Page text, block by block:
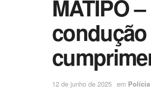
MATIPÓ
12 de junho de 2025 em Polícia